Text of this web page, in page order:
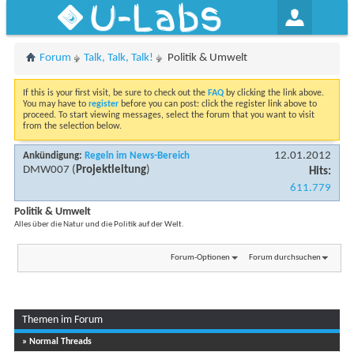
U-Labs
Forum Talk, Talk, Talk! Politik & Umwelt
If this is your first visit, be sure to check out the FAQ by clicking the link above.
You may have to register before you can post: click the register link above to
proceed. To start viewing messages, select the forum that you want to visit
from the selection below.
Ankündigung: Regeln im News-Bereich
DMW007 (Projektleitung)
12.01.2012
Hits:
611.779
Politik & Umwelt
Alles über die Natur und die Politik auf der Welt.
Forum-Optionen Forum durchsuchen
Themen im Forum
» Normal Threads